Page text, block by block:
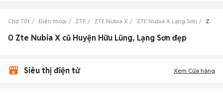
Chợ Tốt Điện thoại ZTE ZTE Nubia X ZTE Nubia X Lạng Sơn ZTE
0 Zte Nubia X cũ Huyện Hữu Lũng, Lạng Sơn đẹp
Siêu thị điện tử Xem Cửa hàng